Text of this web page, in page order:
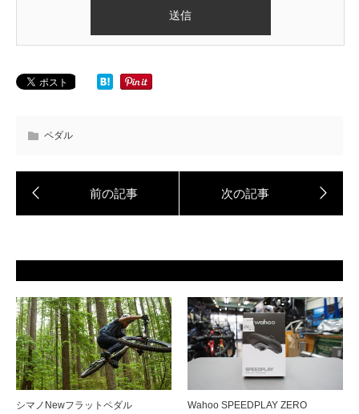
ペダル
シマノNewフラットペダル
Wahoo SPEEDPLAY ZERO